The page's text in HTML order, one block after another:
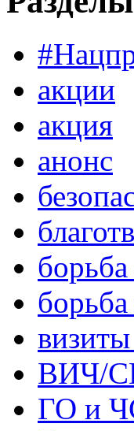
акции
акция
анонс
ВИЧ/
ГО и